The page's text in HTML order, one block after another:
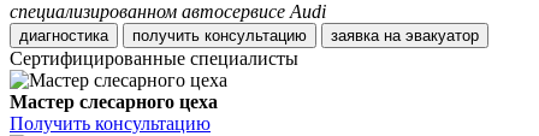
специализированном автосервисе Audi
диагностика получить консультацию заявка на эвакуатор
Сертифицированные специалисты
Мастер слесарного цеха
Получить консультацию